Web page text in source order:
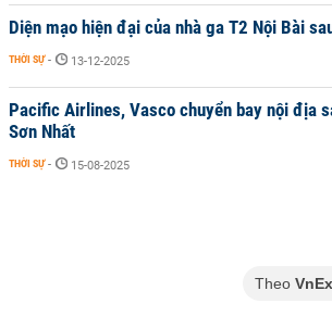
Diện mạo hiện đại của nhà ga T2 Nội Bài
THỜI SỰ - 13-12-2025
Pacific Airlines, Vasco chuyển bay nội địa
Sơn Nhất
THỜI SỰ - 15-08-2025
Theo